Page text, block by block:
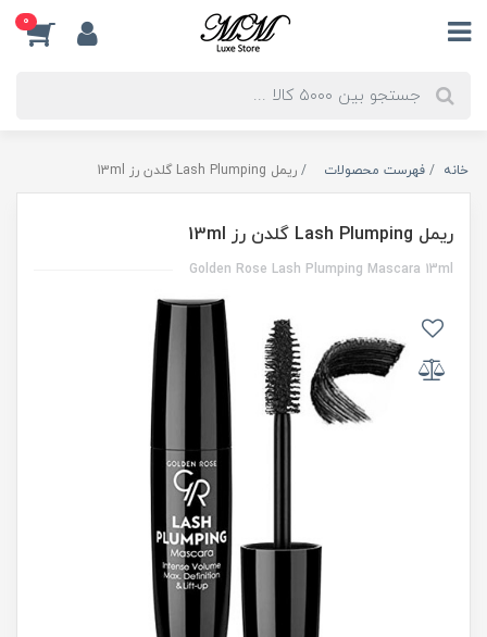
0
خانه فهرست محصولات ریمل Lash Plumping گلدن رز 13ml
ریمل Lash Plumping گلدن رز 13ml
Golden Rose Lash Plumping Mascara 13ml